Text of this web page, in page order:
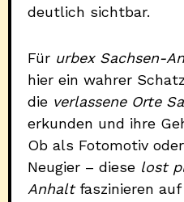
deutlich sichtbar.
Für urbex Sachsen-
hier ein wahrer
die verlassene Orte
erkunden und ihre
Ob als Fotomotiv
Neugier – diese lost
Anhaltfaszinieren auf